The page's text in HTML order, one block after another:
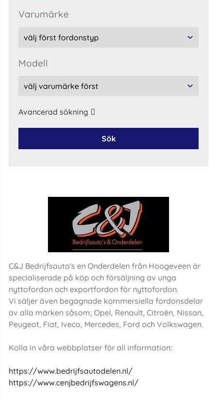
varumärke
modell
Avancerad sökning
Sök
C&J Bedrijfsauto's en Onderdelen från Hoogeveen är
specialiserade på köp och försäljning av unga
nyttofordon och exportfordon för nyttofordon.
Vi säljer även begagnade kommersiella fordonsdelar
av alla märken såsom; Opel, Renault, Citroën, Nissan,
Peugeot, Fiat, Iveco, Mercedes, Ford och Volkswagen.
Kolla in våra webbplatser för all information:
https://www.bedrijfsautodelen.nl/
https://www.cenjbedrijfswagens.nl/